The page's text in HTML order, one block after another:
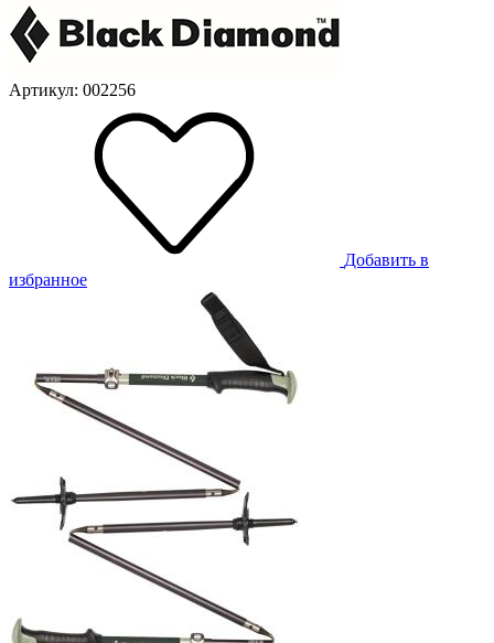
Артикул: 002256
Добавить в
избранное